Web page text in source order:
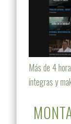
Más de 4
íntegras y